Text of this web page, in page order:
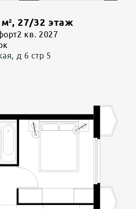
м²,27/32 этаж
2 кв. 2027
д 6 стр 5